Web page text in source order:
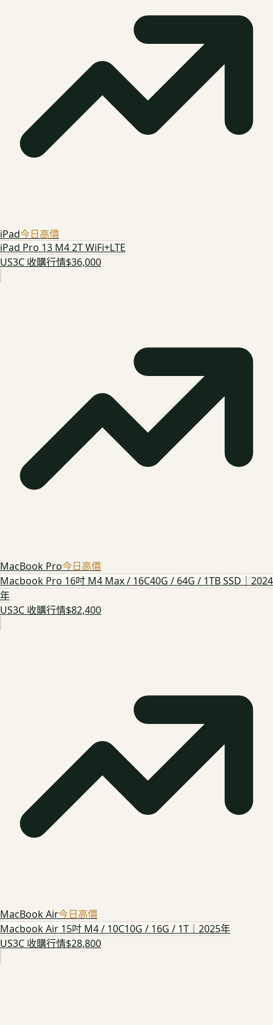
iPad今日高價
iPad Pro 13 M4 2T WiFi+LTE
US3C 收購行情$36,000
MacBook Pro今日高價
Macbook Pro 16吋 M4 Max / 16C40G / 64G / 1TB SSD｜2024
年
US3C 收購行情$82,400
MacBook Air今日高價
Macbook Air 15吋 M4 / 10C10G / 16G / 1T｜2025年
US3C 收購行情$28,800